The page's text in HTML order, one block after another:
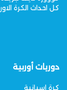
كل احداث الكرة
دوريات أوربية
كرة اسبانية